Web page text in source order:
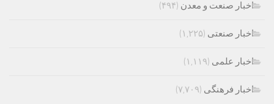
اخبار صنعت و معدن (۴۹۴)
اخبار صنعتی (۱,۲۲۵)
اخبار علمی (۱,۱۱۹)
اخبار فرهنگی (۷,۷۰۹)